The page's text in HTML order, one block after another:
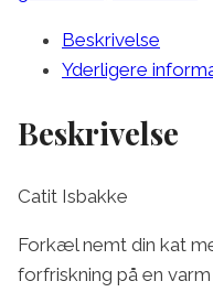
Beskrivelse
Yderligere
Beskrivelse
Catit Isbakke
Forkæl nemt din kat
forfriskning på en